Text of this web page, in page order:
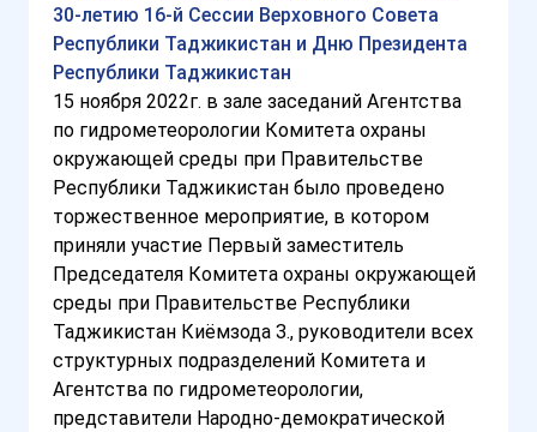
30-летию 16-й Сессии Верховного Совета
Республики Таджикистан и Дню Президента
Республики Таджикистан
15 ноября 2022г. в зале заседаний Агентства
по гидрометеорологии Комитета охраны
окружающей среды при Правительстве
Республики Таджикистан было проведено
торжественное мероприятие, в котором
приняли участие Первый заместитель
Председателя Комитета охраны окружающей
среды при Правительстве Республики
Таджикистан Киёмзода З., руководители всех
структурных подразделений Комитета и
Агентства по гидрометеорологии,
представители Народно-демократической